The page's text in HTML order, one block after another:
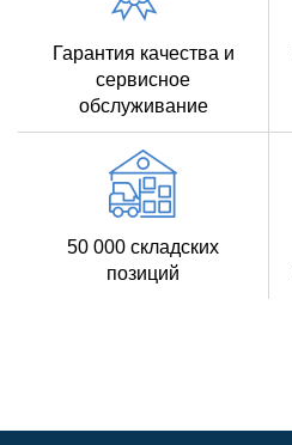
Гарантия качества и
сервисное
обслуживание
50 000 складских
позиций